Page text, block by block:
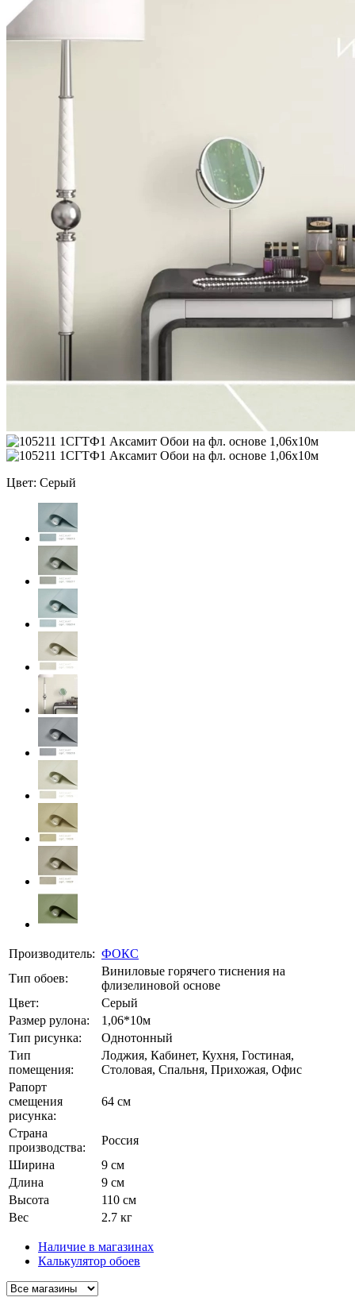
Цвет: Серый
Производитель: ФОКС
Тип обоев:
Виниловые горячего тиснения на
флизелиновой основе
Цвет:
Серый
Размер рулона:
1,06*10м
Тип рисунка:
Однотонный
Тип
помещения:
Лоджия, Кабинет, Кухня, Гостиная,
Столовая, Спальня, Прихожая, Офис
Рапорт
смещения
рисунка:
64 см
Страна
производства:
Россия
Ширина
9 см
Длина
9 см
Высота
110 см
Вес
2.7 кг
Наличие в магазинах
Калькулятор обоев